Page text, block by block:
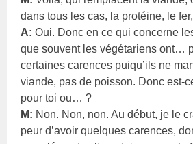
dans tous les cas, la protéine, le
A: Oui. Donc en ce qui concerne
que souvent les végétariens ont…
certaines carences puiqu’ils ne
viande, pas de poisson. Donc est-
pour toi ou… ?
M: Non. Non, non. Au début, je le
peur d’avoir quelques carences,